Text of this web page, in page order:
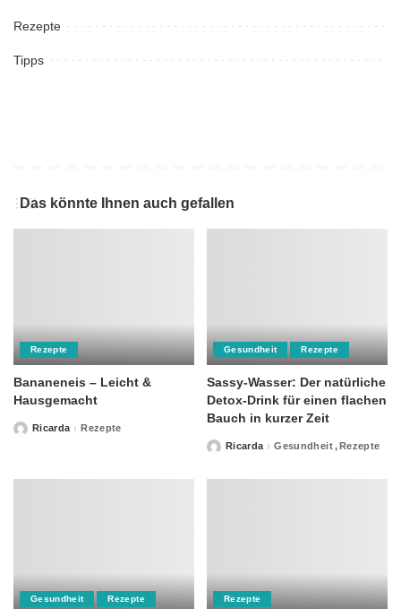
Rezepte
Tipps
Das könnte Ihnen auch gefallen
Rezepte
Bananeneis – Leicht &
Hausgemacht
PostedRicarda Rezepte
Gesundheit Rezepte
Sassy-Wasser: Der natürliche
Detox-Drink für einen flachen
Bauch in kurzer Zeit
PostedRicarda Gesundheit Rezepte
Gesundheit Rezepte Rezepte